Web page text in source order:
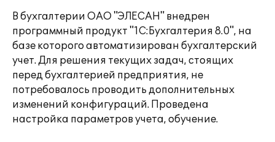
В бухгалтерии ОАО "ЭЛЕСАН" внедрен
программный продукт "1С:Бухгалтерия 8.0", на
базе которого автоматизирован бухгалтерский
учет. Для решения текущих задач, стоящих
перед бухгалтерией предприятия, не
потребовалось проводить дополнительных
изменений конфигураций. Проведена
настройка параметров учета, обучение.